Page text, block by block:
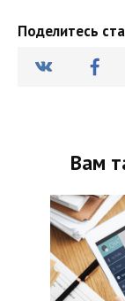
Поделитесь
Вам